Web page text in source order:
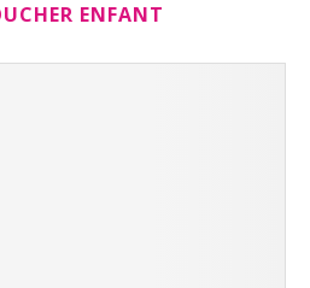
ENFANT